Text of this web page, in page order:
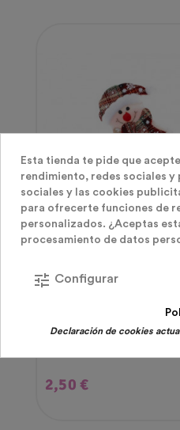
Diadema Navideña
Precio
2,50 €
Esta tienda te pide que
rendimiento, redes sociales y
sociales y las cookies
para ofrecerte funciones de
personalizados. ¿Aceptas
procesamiento de datos
tune Configurar
Declaración de cookies